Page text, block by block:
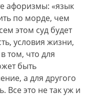
афоризмы: «язык
по морде, чем
этом суд будет
условия жизни,
том, что для
быть
а для другого
Все это не так уж и